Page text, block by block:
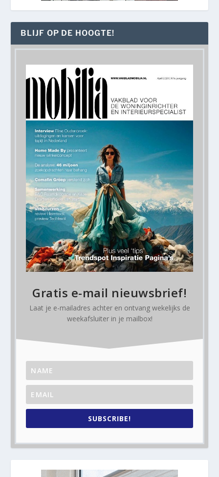
BLIJF OP DE HOOGTE!
Gratis e-mail nieuwsbrief!
Laat je e-mailadres achter en ontvang wekelijks de
weekafsluiter in je mailbox!
SUBSCRIBE!